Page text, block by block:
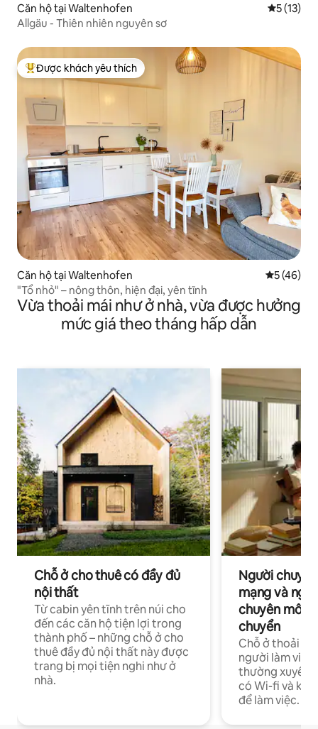
Căn hộ tại Waltenhofen Xếp hạng
5 (13)
Allgäu - Thiên nhiên nguyên sơ
Được khách yêu thích nhất
Được khách yêu thích
Căn hộ tại Waltenhofen Xếp hạng
5 (46)
"Tổ nhỏ" – nông thôn, hiện đại, yên tĩnh
Vừa thoải mái như ở nhà, vừa được hưởng
mức giá theo tháng hấp dẫn
Chỗ ở cho thuê có đầy đủ
nội thất
Từ cabin yên tĩnh trên núi cho
đến các căn hộ tiện lợi trong
thành phố – những chỗ ở cho
thuê đầy đủ nội thất này được
trang bị mọi tiện nghi như ở
nhà.
Người
mạng và
chuyên môn
chuyển
Chỗ ở thoải
người làm việc
thường xuyên
có Wi-fi và
để làm việc.